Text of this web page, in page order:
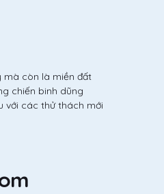
mà còn là miền đất
chiến binh dũng
với các thử thách mới